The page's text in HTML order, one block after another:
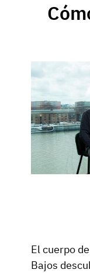
Información
Eficacia de la
Paneles de
Previsión y
Embalaje
19 de marzo de
Deja de
con AG5
El cuerpo
Bajos